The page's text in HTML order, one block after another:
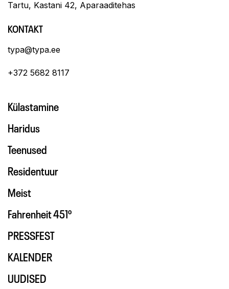
Tartu, Kastani 42, Aparaaditehas
KONTAKT
typa@typa.ee
+372 5682 8117
Külastamine
Haridus
Teenused
Residentuur
Meist
Fahrenheit 451º
PRESSFEST
KALENDER
UUDISED